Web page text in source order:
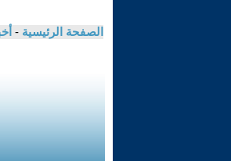
الصفحة الرئيسية -